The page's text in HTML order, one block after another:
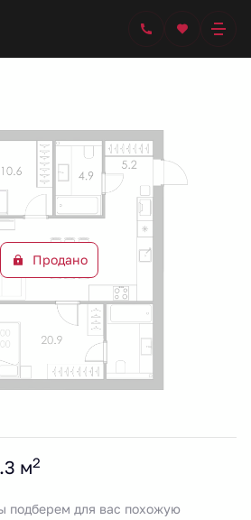
Цена по запросу
Продано
м2
подберем для вас похожую